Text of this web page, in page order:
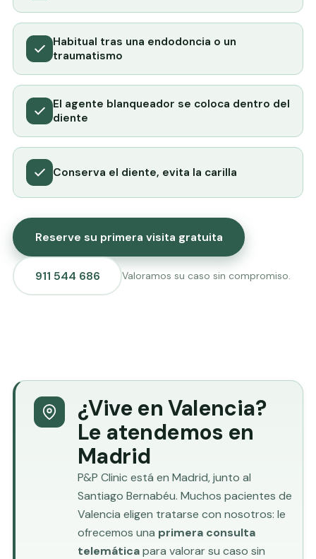
Habitual tras una endodoncia o un
traumatismo
El agente blanqueador se coloca dentro del
diente
Conserva el diente, evita la carilla
Reserve su primera visita gratuita
911 544 686 Valoramos su caso sin compromiso.
¿Vive en Valencia?
Le atendemos en
Madrid
P&P Clinic está en Madrid, junto al
Santiago Bernabéu. Muchos pacientes de
Valencia eligen tratarse con nosotros: le
ofrecemos una primera consulta
telemáticapara valorar su caso sin